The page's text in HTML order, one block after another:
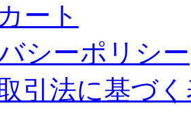
ート
シーポリシー
引法に基づ